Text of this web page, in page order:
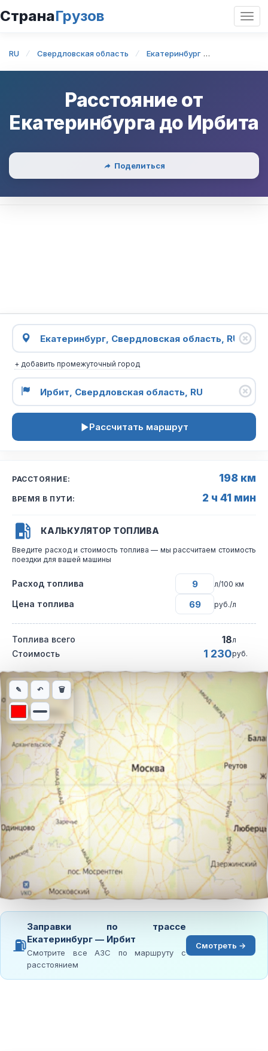
СтранаГрузов
RU Свердловская область Екатеринбург
Расстояние от
Екатеринбурга до Ирбита
Поделиться
+ добавить промежуточный город
Рассчитать маршрут
РАССТОЯНИЕ: 198 км
ВРЕМЯ В ПУТИ: 2 ч 41 мин
КАЛЬКУЛЯТОР ТОПЛИВА
Введите расход и стоимость топлива — мы рассчитаем стоимость
поездки для вашей машины
Расход топлива л/100 км
Цена топлива руб./л
Топлива всего 18л
Стоимость 1 230руб.
Интерактивная карта автомобильного маршрута из города
✎ ↶ 🗑
⛽
Заправки по трассе
Екатеринбург — Ирбит
Смотрите все АЗС по маршруту с
расстоянием
Смотреть →